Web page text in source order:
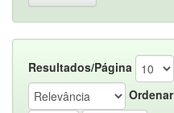
Resultados/Página
Ordenar